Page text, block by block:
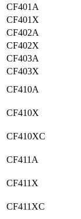
CF401A
CF401X
CF402A
CF402X
CF403A
CF403X
CF410A
CF410X
CF410XC
CF411A
CF411X
CF411XC